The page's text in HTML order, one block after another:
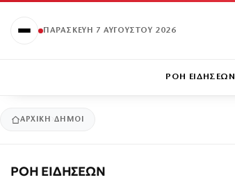
ΠΑΡΑΣΚΕΥΉ 7 ΑΥΓΟΎΣΤΟΥ 2026
ΡΟΗ ΕΙΔΗΣΕΩΝ
ΑΡΧΙΚΉ ΔΗΜΟΙ
ΡΟΗ ΕΙΔΗΣΕΩΝ